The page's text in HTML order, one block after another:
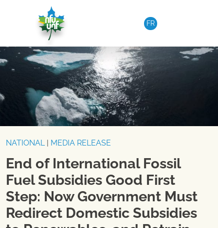
FR
NATIONAL| MEDIA RELEASE
End of International Fossil
Fuel Subsidies Good First
Step: Now Government Must
Redirect Domestic Subsidies